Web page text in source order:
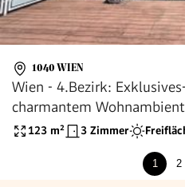
1040 WIEN
Wien - 4.Bezirk:
charmantem
Dachterrasse, 2
123 m² 3 Zimmer
1 2